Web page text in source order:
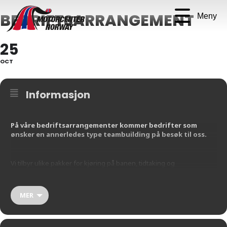
Meny
BEDRIFTSARRANGEMENT
25
OCT
Informasjon
På våre bedriftsarrangementer kommer bedrifter som
ønsker en annerledes type teambuilding på besøk til oss.
Vi tilbyr ulike pakker for kjøring på banen, tidtaking og
banen, overnatting på et nærliggende hotell, og andre flotte
opplevelser, eller et dagsbesøk.
MER